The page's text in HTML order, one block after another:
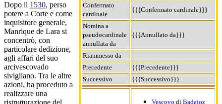
Confermato
cardinale
{{{Confermato cardinale}}}
Nomina a
pseudocardinale
annullata da
{{{Annullato da}}}
Riammesso da
Precedente
{{{Precedente}}}
Successivo
{{{Successivo}}}
Vescovo di Badajoz
Dopo il 1530, perso
potere a Corte e come
inquisitore generale,
Manrique de Lara si
concentrò, con
particolare dedizione,
agli affari del suo
arcivescovado
sivigliano. Tra le altre
azioni, ha proceduto a
realizzare una